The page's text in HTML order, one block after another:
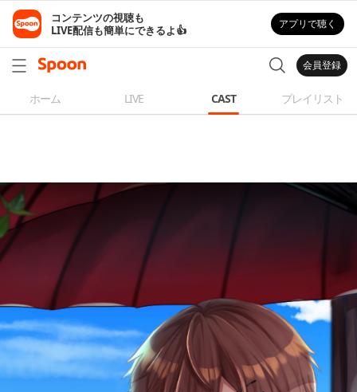
コンテンツの視聴も
LIVE配信も簡単にできるよ👍
アプリで聴く
会員登録
ホーム LIVE CAST プレイリスト